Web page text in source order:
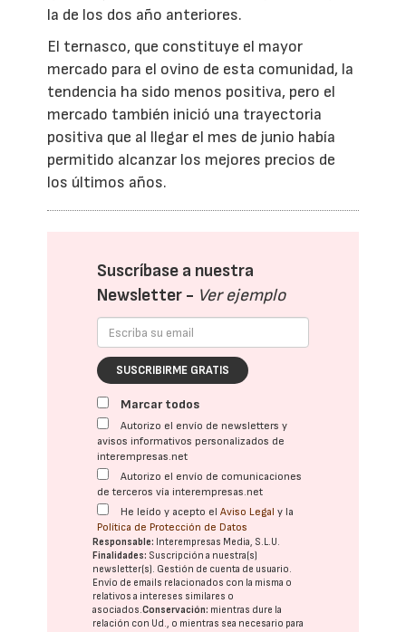
la de los dos año anteriores.
El ternasco, que constituye el mayor
mercado para el ovino de esta comunidad, la
tendencia ha sido menos positiva, pero el
mercado también inició una trayectoria
positiva que al llegar el mes de junio había
permitido alcanzar los mejores precios de
los últimos años.
Suscríbase a nuestra
Newsletter - Ver ejemplo
SUSCRIBIRME GRATIS
Marcar todos
Autorizo el envío de newsletters y
avisos informativos personalizados de
interempresas.net
Autorizo el envío de comunicaciones
de terceros vía interempresas.net
He leído y acepto elAviso Legal y la
Política de Protección de Datos
Responsable: Interempresas Media, S.L.U.
Finalidades: Suscripción a nuestra(s)
newsletter(s). Gestión de cuenta de usuario.
Envío de emails relacionados con la misma o
relativos a intereses similares o
asociados.Conservación: mientras dure la
relación con Ud., o mientras sea necesario para